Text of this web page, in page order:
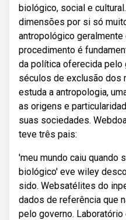
biológico, social e
dimensões por si só
antropológico
procedimento é
da política oferecida pelo
séculos de exclusão dos
estuda a antropologia,
as origens e
suas sociedades.
teve três pais:
'meu mundo caiu quando
biológico' eve wiley
sido. Websatélites do
dados de referência que
pelo governo.